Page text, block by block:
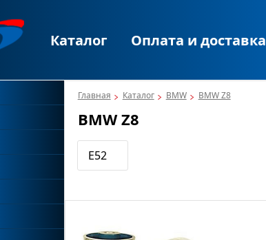
Каталог Оплата и доставка
Главная Каталог BMW BMW Z8
BMW Z8
E52